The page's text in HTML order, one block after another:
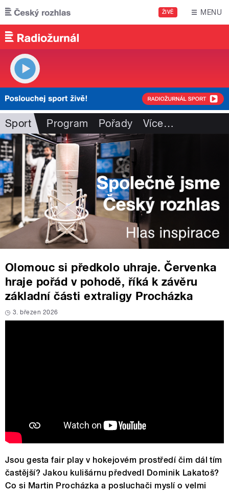
Přejít k hlavnímu obsahu
ŽIVĚ MENU
Sport Program Pořady Více…
Olomouc si předkolo uhraje. Červenka
hraje pořád v pohodě, říká k závěru
základní části extraligy Procházka
3. březen 2026
Jsou gesta fair play v hokejovém prostředí čim dál tím
častější? Jakou kulišárnu předvedl Dominik Lakatoš?
Co si Martin Procházka a posluchači myslí o velmi